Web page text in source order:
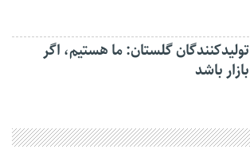
تولیدکنندگان گلستان: ما هستیم، اگر
بازار باشد